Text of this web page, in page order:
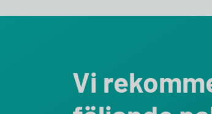
Vi